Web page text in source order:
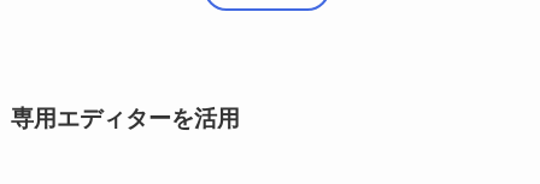
専用エディターを活用